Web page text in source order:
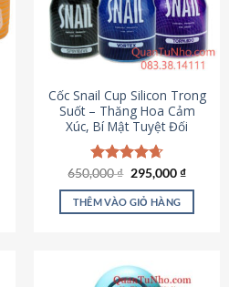
Cốc Snail Cup Silicon Trong
Suốt – Thăng Hoa Cảm
Xúc, Bí Mật Tuyệt Đối
Được xếp
hạng4.69
5 sao
650,000₫ Giá
là:
650,000 ₫.
295,000₫Giá
tại
THÊM VÀO GIỎ HÀNG